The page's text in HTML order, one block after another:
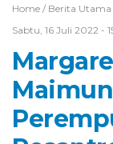
Home / Berita Utama
Sabtu, 16 Juli 2022 -